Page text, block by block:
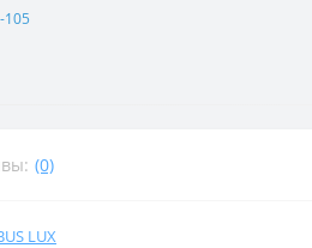
105
(0)
LUX